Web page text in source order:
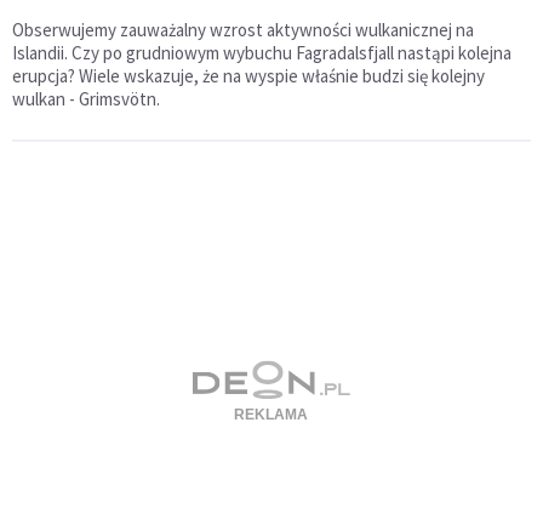
Obserwujemy zauważalny wzrost aktywności wulkanicznej na
Islandii. Czy po grudniowym wybuchu Fagradalsfjall nastąpi kolejna
erupcja? Wiele wskazuje, że na wyspie właśnie budzi się kolejny
wulkan - Grimsvötn.